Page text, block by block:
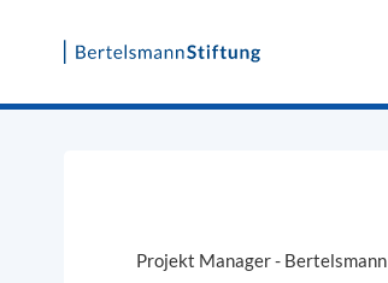
Skip
Projekt Manager -